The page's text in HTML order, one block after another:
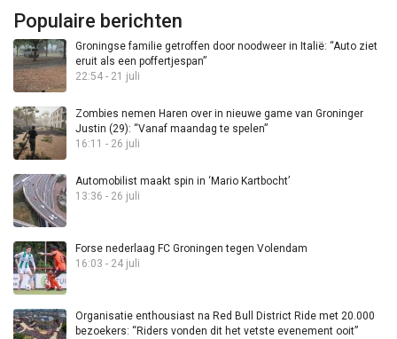
Populaire berichten
Groningse familie getroffen door noodweer in Italië: “Auto ziet
eruit als een poffertjespan”
22:54 - 21 juli
Zombies nemen Haren over in nieuwe game van Groninger
Justin (29): “Vanaf maandag te spelen”
16:11 - 26 juli
Automobilist maakt spin in ‘Mario Kartbocht’
13:36 - 26 juli
Forse nederlaag FC Groningen tegen Volendam
16:03 - 24 juli
Organisatie enthousiast na Red Bull District Ride met 20.000
bezoekers: “Riders vonden dit het vetste evenement ooit”